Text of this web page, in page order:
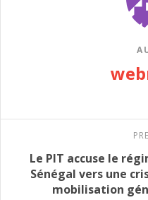
Le PIT accuse le
Sénégal vers une
mobilisation